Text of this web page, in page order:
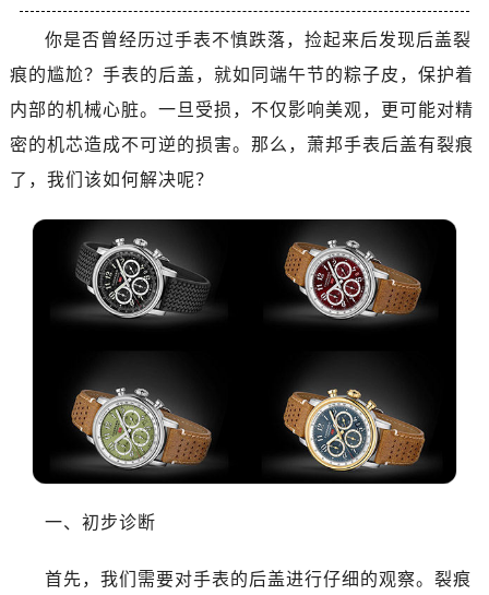
你是否曾经历过手表不慎跌落，捡起来后发现后盖裂
痕的尴尬？手表的后盖，就如同端午节的粽子皮，保护着
内部的机械心脏。一旦受损，不仅影响美观，更可能对精
密的机芯造成不可逆的损害。那么，萧邦手表后盖有裂痕
了，我们该如何解决呢？
一、初步诊断
首先，我们需要对手表的后盖进行仔细的观察。裂痕